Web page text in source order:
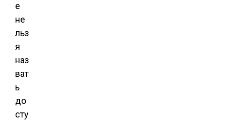
е
не
льз
я
наз
ват
ь
до
сту